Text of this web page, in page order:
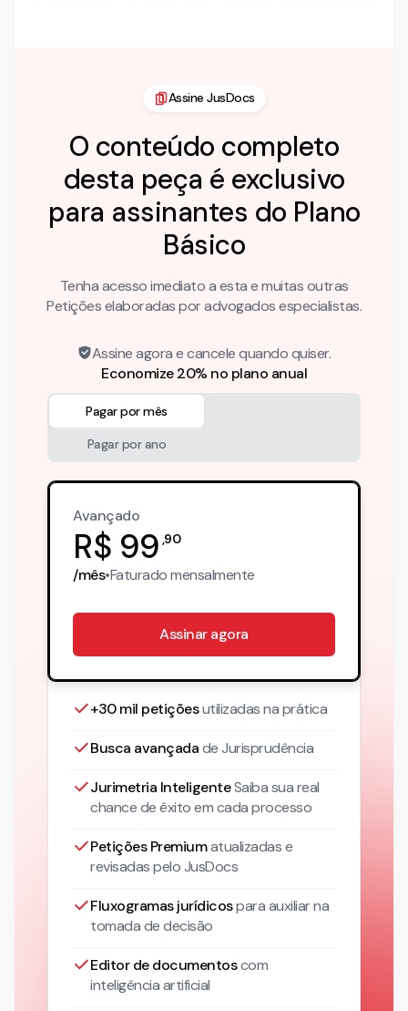
Assine JusDocs
O conteúdo completo
desta peça é exclusivo
para assinantes do Plano
Básico
Tenha acesso imediato a esta e muitas outras
Petições elaboradas por advogados especialistas.
Assine agora e cancele quando quiser.
Economize 20% no plano anual
Pagar por mês
Pagar por ano
Avançado
R$ 99 ,90
/mês•Faturadomensalmente
Assinar agora
+30 mil petiçõesutilizadas na prática
Busca avançadade Jurisprudência
Jurimetria InteligenteSaiba sua real
chance de êxito em cada processo
Petições Premiumatualizadase
revisadas pelo JusDocs
Fluxogramas jurídicospara auxiliar na
tomada de decisão
Editor de documentoscom
inteligência artificial